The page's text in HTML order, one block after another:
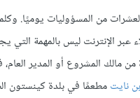
من المسؤوليات يوميًا.
عبر الإنترنت ليس بالمهمة
مالك المشروع أو المدير
نايتمطعمًا في بلدة كينستون